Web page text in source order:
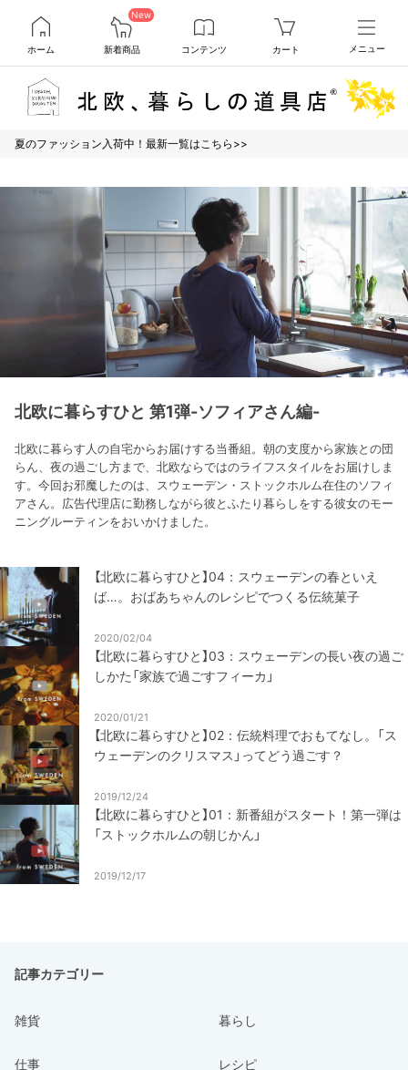
ホーム
New
新着商品 コンテンツ カート メニュー
夏のファッション入荷中！最新一覧はこちら>>
北欧に暮らすひと 第1弾-ソフィアさん編-
北欧に暮らす人の自宅からお届けする当番組。朝の支度から家族との団
らん、夜の過ごし方まで、北欧ならではのライフスタイルをお届けしま
す。今回お邪魔したのは、スウェーデン・ストックホルム在住のソフィ
アさん。広告代理店に勤務しながら彼とふたり暮らしをする彼女のモー
ニングルーティンをおいかけました。
【北欧に暮らすひと】04：スウェーデンの春といえ
ば…。おばあちゃんのレシピでつくる伝統菓子
2020/02/04
【北欧に暮らすひと】03：スウェーデンの長い夜の過ご
しかた「家族で過ごすフィーカ」
2020/01/21
【北欧に暮らすひと】02：伝統料理でおもてなし。「ス
ウェーデンのクリスマス」ってどう過ごす？
2019/12/24
【北欧に暮らすひと】01：新番組がスタート！第一弾は
「ストックホルムの朝じかん」
2019/12/17
記事カテゴリー
雑貨 暮らし
仕事 レシピ